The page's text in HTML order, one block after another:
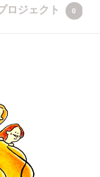
ロジェクト 0